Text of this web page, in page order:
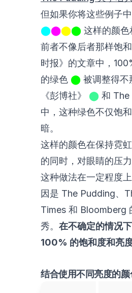
但如果你将这些例子
⬤⬤⬤⬤ 这样的颜
前者不像后者那样饱
时报》的文章中，
的绿色 ⬤ 被调整得不
《彭博社》 ⬤ 和 The
中，这种绿色不仅饱
暗。
这样的颜色在保持霓
的同时，对眼睛的压力
这种做法在一定程度
因是 The Pudding、
Times 和 Bloomberg
秀。 在不确定的情况
100% 的饱和度和亮度
结合使用不同亮度的颜